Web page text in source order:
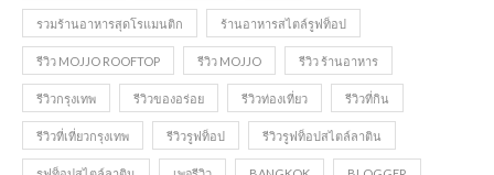
รวมร้านอาหารสุดโรแมนติก ร้านอาหารสไตล์รูฟท็อป
รีวิว MOJJO ROOFTOP รีวิว MOJJO รีวิว ร้านอาหาร
รีวิวกรุงเทพ รีวิวของอร่อย รีวิวท่องเที่ยว รีวิวที่กิน
รีวิวที่เที่ยวกรุงเทพ รีวิวรูฟท็อป รีวิวรูฟท็อปสไตล์ลาติน